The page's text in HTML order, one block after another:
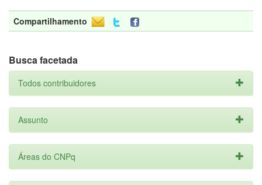
Compartilhamento
Busca facetada
Todos contribuidores
Assunto
Áreas do CNPq